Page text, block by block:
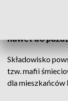
nawet do
Składowisko
tzw. mafii
dla mieszkańców